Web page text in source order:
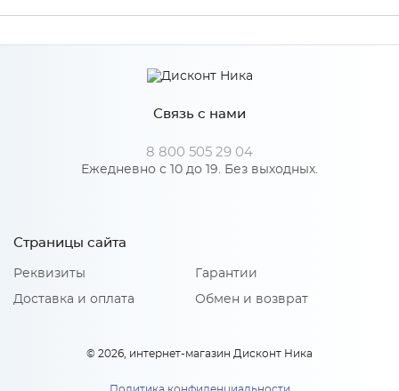
Ширина 768
352
460
SV-Мебель
Особенности
Количество упаковок: 1
Направляющие: Шариковые
Связь с нами
8 800 505 29 04
Ежедневно с 10 до 19. Без выходных.
Страницы сайта
Реквизиты
Доставка и оплата
Гарантии
Обмен и возврат
© 2026, интернет-магазин Дисконт Ника